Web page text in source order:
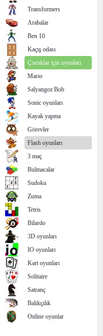
Transformers
Arabalar
Ben 10
Kaçış odası
Çocuklar için oyunları
Mario
Salyangoz Bob
Sonic oyunları
Kayak yapma
Görevler
Flash oyunları
3 maç
Bulmacalar
Sudoku
Zuma
Tetris
Bilardo
3D oyunları
IO oyunları
Kart oyunları
Solitaire
Satranç
Balıkçılık
Online oyunlar